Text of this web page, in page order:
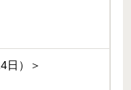
日）＞